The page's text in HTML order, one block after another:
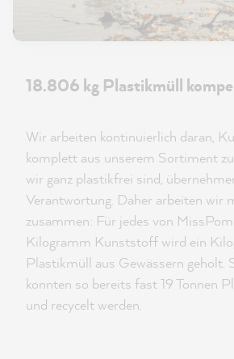
18.806 kg Plastikmüll
Wir arbeiten kontinuierlich daran,
komplett aus unserem Sortiment
wir ganz plastikfrei sind,
Verantwortung. Daher arbeiten wir
zusammen: Für jedes von
Kilogramm Kunststoff wird ein
Plastikmüll aus Gewässern
konnten so bereits fast 19 Tonnen
und recycelt werden.